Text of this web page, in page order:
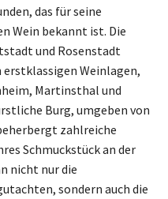
das für seine
Wein bekannt ist. Die
und Rosenstadt
Weinlagen,
Martinsthal und
Burg, umgeben von
zahlreiche
Schmuckstück an der
nicht nur die
sondern auch die